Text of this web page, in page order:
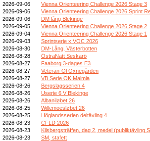
2026-09-06
Vienna Orienteering Challenge 2026 Stage 3
2026-09-06
Vienna Orienteering Challenge 2026 Sprint
2026-09-06
DM lång Blekinge
2026-09-05
Vienna Orienteering Challenge 2026 Stage 2
2026-09-04
Vienna Orienteering Challenge 2026 Stage 1
2026-09-03
Sprintserie x VOC 2026
2026-08-30
DM-Lång, Västerbotten
2026-08-28
ÖstraNatt Seskarö
2026-08-27
Faaborg 3-dages E3
2026-08-27
Veteran-Ol Öxnegården
2026-08-27
VB Serie OK Malmia
2026-08-26
Bergslagsserien 4
2026-08-26
Userie 6 V Blekinge
2026-08-26
Albaniløbet 26
2026-08-25
Willemoesløbet 26
2026-08-25
Höglandsserien deltävling 4
2026-08-23
CFLD 2026
2026-08-23
Kilsbergsträffen, dag 2, medel (publiktävling
2026-08-23
SM, stafett